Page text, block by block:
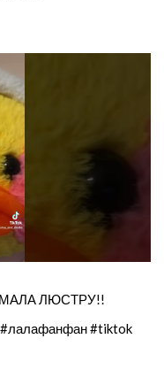
ЛЮСТРУ!!
#лалафанфан #tiktok